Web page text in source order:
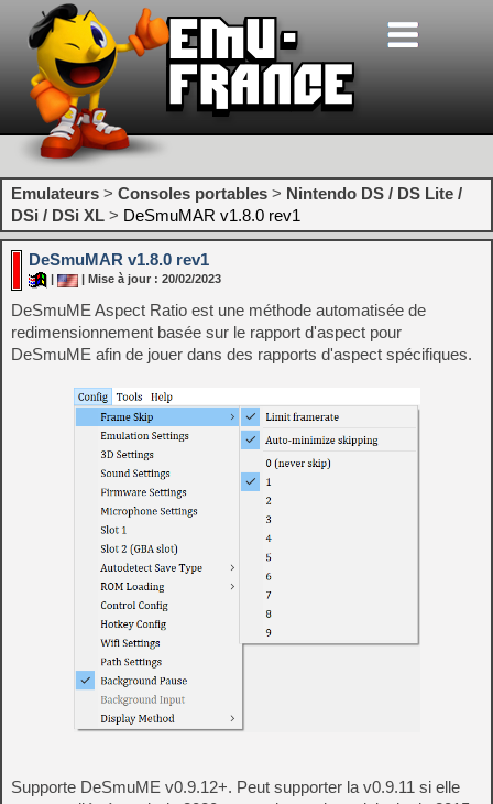
Emulateurs > Consoles portables > Nintendo DS / DS Lite /
DSi / DSi XL > DeSmuMAR v1.8.0 rev1
DeSmuMAR v1.8.0 rev1
| Mise à jour : 20/02/2023
DeSmuME Aspect Ratio est une méthode automatisée de
redimensionnement basée sur le rapport d'aspect pour
DeSmuME afin de jouer dans des rapports d'aspect spécifiques.
Supporte DeSmuME v0.9.12+. Peut supporter la v0.9.11 si elle